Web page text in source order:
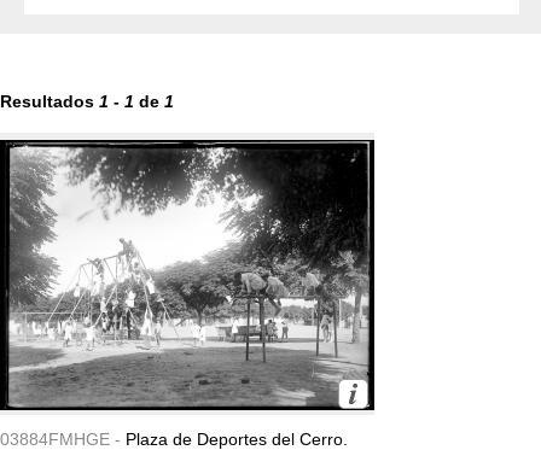
Resultados 1 - 1 de 1
03884FMHGE - Plaza de Deportes del Cerro.